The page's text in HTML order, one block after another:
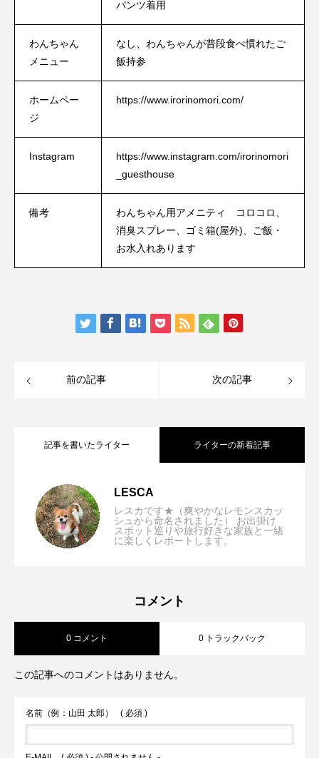
パンツ着用
わんちゃん
メニュー
なし、わんちゃんが普段食べ慣れたご
飯持参
ホームペー
ジ
https://www.irorinomori.com/
Instagram
https://www.instagram.com/irorinomori
_guesthouse
備考
わんちゃん用アメニティ コロコロ、
消臭スプレー、ゴミ箱(屋外)、ご飯・
お水入れあります
前の記事 次の記事
記事を書いたライター ライターの新着記事
LESCA
レスカです★（爽やかなレモンスカッ
シュから命名されました） お出掛け
スポット巡りや旅行好きな家族と一緒
に楽しくレポートします。
2025.11.25 【兵庫県/神戸市】Dog Friendly JEWEL
COFFEE & TEA (ドッグフレンドリージ
大型犬OK！人とわんちゃんが気軽に立ち
2025.10.14 【大阪/枚方市】Lukurino cafe店内わんち
んちゃんメニューあり美腸料理教室/イベ
works「15kgの中型犬まで店内OK！大型
コメント
0 コメント 0 トラックバック
この記事へのコメントはありません。
名前（例：山田 太郎） ( 必須 )